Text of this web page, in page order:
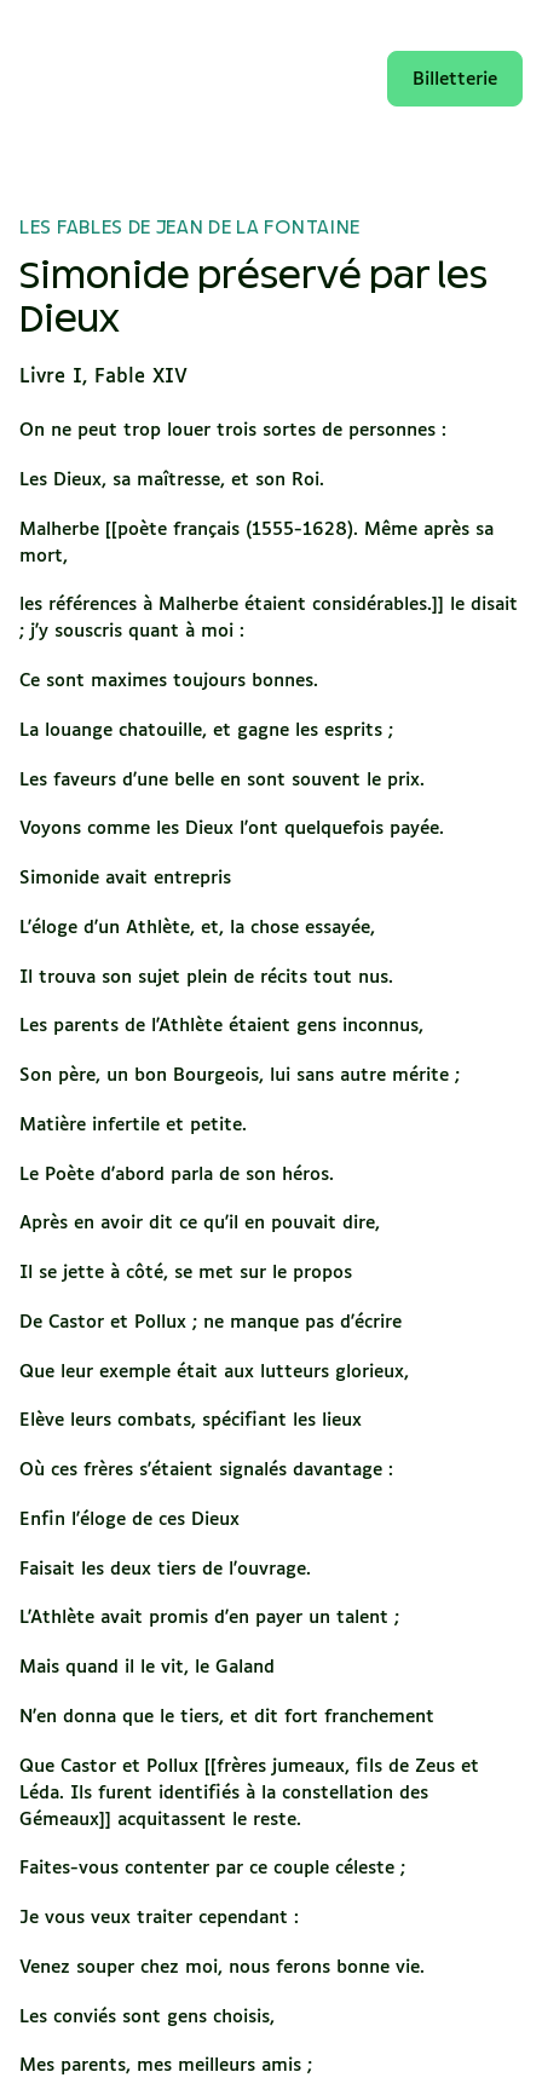
Billetterie
LES FABLES DE JEAN DE LA FONTAINE
Simonide préservé par les
Dieux
Livre I, Fable XIV
On ne peut trop louer trois sortes de personnes :
Les Dieux, sa maîtresse, et son Roi.
Malherbe [[poète français (1555-1628). Même après sa
mort,
les références à Malherbe étaient considérables.]] le disait
; j'y souscris quant à moi :
Ce sont maximes toujours bonnes.
La louange chatouille, et gagne les esprits ;
Les faveurs d'une belle en sont souvent le prix.
Voyons comme les Dieux l'ont quelquefois payée.
Simonide avait entrepris
L'éloge d'un Athlète, et, la chose essayée,
Il trouva son sujet plein de récits tout nus.
Les parents de l'Athlète étaient gens inconnus,
Son père, un bon Bourgeois, lui sans autre mérite ;
Matière infertile et petite.
Le Poète d'abord parla de son héros.
Après en avoir dit ce qu'il en pouvait dire,
Il se jette à côté, se met sur le propos
De Castor et Pollux ; ne manque pas d'écrire
Que leur exemple était aux lutteurs glorieux,
Elève leurs combats, spécifiant les lieux
Où ces frères s'étaient signalés davantage :
Enfin l'éloge de ces Dieux
Faisait les deux tiers de l'ouvrage.
L'Athlète avait promis d'en payer un talent ;
Mais quand il le vit, le Galand
N'en donna que le tiers, et dit fort franchement
Que Castor et Pollux [[frères jumeaux, fils de Zeus et
Léda. Ils furent identifiés à la constellation des
Gémeaux]] acquitassent le reste.
Faites-vous contenter par ce couple céleste ;
Je vous veux traiter cependant :
Venez souper chez moi, nous ferons bonne vie.
Les conviés sont gens choisis,
Mes parents, mes meilleurs amis ;